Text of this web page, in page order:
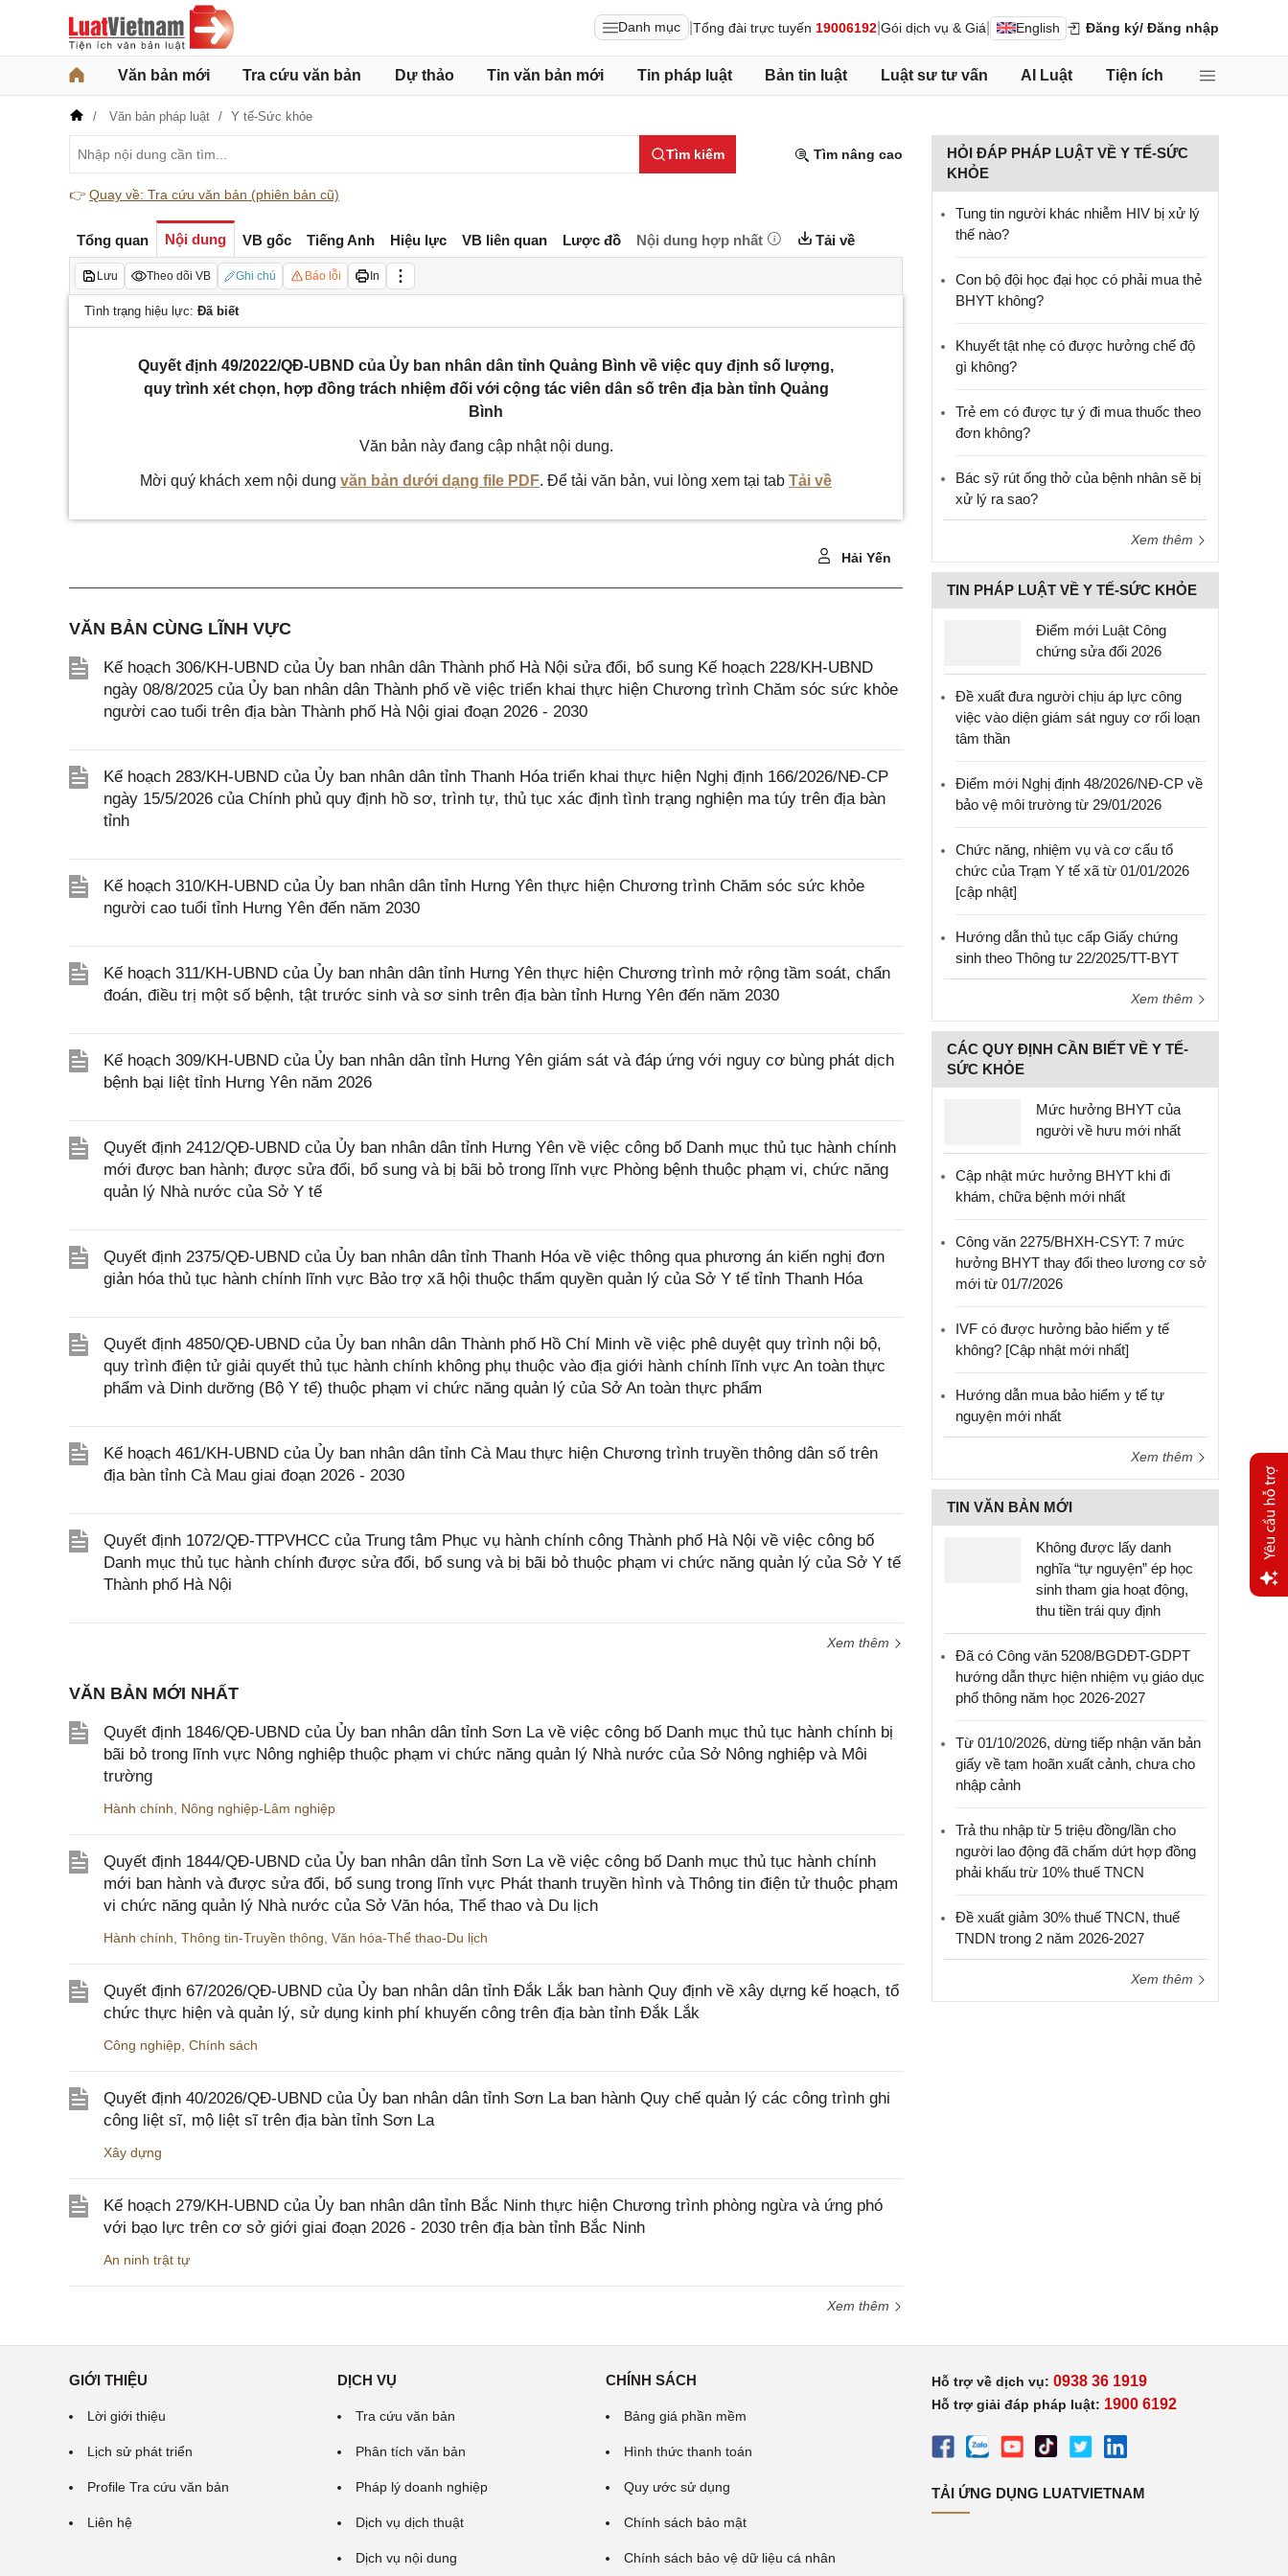
Danh mục Tổng đài trực tuyến 19006192 Gói dịch vụ & Giá English Đăng ký/ Đăng nhập
Văn bản mới Tra cứu văn bản Dự thảo Tin văn bản mới Tin pháp luật Bản tin luật Luật sư tư vấn AI Luật Tiện ích
Văn bản pháp luật Y tế-Sức khỏe
Tìm kiếm Tìm nâng cao
👉 Quay về: Tra cứu văn bản (phiên bản cũ)
Tổng quan Nội dung VB gốc Tiếng Anh Hiệu lực VB liên quan Lược đồ Nội dung hợp nhất Tải về
Lưu Theo dõi VB Ghi chú Báo lỗi In
Tình trạng hiệu lực: Đã biết
Quyết định 49/2022/QĐ-UBND của Ủy ban nhân dân tỉnh Quảng Bình về việc quy định số lượng,
quy trình xét chọn, hợp đồng trách nhiệm đối với cộng tác viên dân số trên địa bàn tỉnh Quảng
Bình
Văn bản này đang cập nhật nội dung.
Mời quý khách xem nội dung văn bản dưới dạng file PDF. Để tải văn bản, vui lòng xem tại tab Tải về
Hải Yến
VĂN BẢN CÙNG LĨNH VỰC
Kế hoạch 306/KH-UBND của Ủy ban nhân dân Thành phố Hà Nội sửa đổi, bổ sung Kế hoạch 228/KH-UBND
ngày 08/8/2025 của Ủy ban nhân dân Thành phố về việc triển khai thực hiện Chương trình Chăm sóc sức khỏe
người cao tuổi trên địa bàn Thành phố Hà Nội giai đoạn 2026 - 2030
Kế hoạch 283/KH-UBND của Ủy ban nhân dân tỉnh Thanh Hóa triển khai thực hiện Nghị định 166/2026/NĐ-CP
ngày 15/5/2026 của Chính phủ quy định hồ sơ, trình tự, thủ tục xác định tình trạng nghiện ma túy trên địa bàn
tỉnh
Kế hoạch 310/KH-UBND của Ủy ban nhân dân tỉnh Hưng Yên thực hiện Chương trình Chăm sóc sức khỏe
người cao tuổi tỉnh Hưng Yên đến năm 2030
Kế hoạch 311/KH-UBND của Ủy ban nhân dân tỉnh Hưng Yên thực hiện Chương trình mở rộng tầm soát, chẩn
đoán, điều trị một số bệnh, tật trước sinh và sơ sinh trên địa bàn tỉnh Hưng Yên đến năm 2030
Kế hoạch 309/KH-UBND của Ủy ban nhân dân tỉnh Hưng Yên giám sát và đáp ứng với nguy cơ bùng phát dịch
bệnh bại liệt tỉnh Hưng Yên năm 2026
Quyết định 2412/QĐ-UBND của Ủy ban nhân dân tỉnh Hưng Yên về việc công bố Danh mục thủ tục hành chính
mới được ban hành; được sửa đổi, bổ sung và bị bãi bỏ trong lĩnh vực Phòng bệnh thuộc phạm vi, chức năng
quản lý Nhà nước của Sở Y tế
Quyết định 2375/QĐ-UBND của Ủy ban nhân dân tỉnh Thanh Hóa về việc thông qua phương án kiến nghị đơn
giản hóa thủ tục hành chính lĩnh vực Bảo trợ xã hội thuộc thẩm quyền quản lý của Sở Y tế tỉnh Thanh Hóa
Quyết định 4850/QĐ-UBND của Ủy ban nhân dân Thành phố Hồ Chí Minh về việc phê duyệt quy trình nội bộ,
quy trình điện tử giải quyết thủ tục hành chính không phụ thuộc vào địa giới hành chính lĩnh vực An toàn thực
phẩm và Dinh dưỡng (Bộ Y tế) thuộc phạm vi chức năng quản lý của Sở An toàn thực phẩm
Kế hoạch 461/KH-UBND của Ủy ban nhân dân tỉnh Cà Mau thực hiện Chương trình truyền thông dân số trên
địa bàn tỉnh Cà Mau giai đoạn 2026 - 2030
Quyết định 1072/QĐ-TTPVHCC của Trung tâm Phục vụ hành chính công Thành phố Hà Nội về việc công bố
Danh mục thủ tục hành chính được sửa đổi, bổ sung và bị bãi bỏ thuộc phạm vi chức năng quản lý của Sở Y tế
Thành phố Hà Nội
Xem thêm
VĂN BẢN MỚI NHẤT
Quyết định 1846/QĐ-UBND của Ủy ban nhân dân tỉnh Sơn La về việc công bố Danh mục thủ tục hành chính bị
bãi bỏ trong lĩnh vực Nông nghiệp thuộc phạm vi chức năng quản lý Nhà nước của Sở Nông nghiệp và Môi
trường
Hành chính Nông nghiệp-Lâm nghiệp
Quyết định 1844/QĐ-UBND của Ủy ban nhân dân tỉnh Sơn La về việc công bố Danh mục thủ tục hành chính
mới ban hành và được sửa đổi, bổ sung trong lĩnh vực Phát thanh truyền hình và Thông tin điện tử thuộc phạm
vi chức năng quản lý Nhà nước của Sở Văn hóa, Thể thao và Du lịch
Hành chính Thông tin-Truyền thông Văn hóa-Thể thao-Du lịch
Quyết định 67/2026/QĐ-UBND của Ủy ban nhân dân tỉnh Đắk Lắk ban hành Quy định về xây dựng kế hoạch, tổ
chức thực hiện và quản lý, sử dụng kinh phí khuyến công trên địa bàn tỉnh Đắk Lắk
Công nghiệp Chính sách
Quyết định 40/2026/QĐ-UBND của Ủy ban nhân dân tỉnh Sơn La ban hành Quy chế quản lý các công trình ghi
công liệt sĩ, mộ liệt sĩ trên địa bàn tỉnh Sơn La
Xây dựng
Kế hoạch 279/KH-UBND của Ủy ban nhân dân tỉnh Bắc Ninh thực hiện Chương trình phòng ngừa và ứng phó
với bạo lực trên cơ sở giới giai đoạn 2026 - 2030 trên địa bàn tỉnh Bắc Ninh
An ninh trật tự
Xem thêm
HỎI ĐÁP PHÁP LUẬT VỀ Y TẾ-SỨC
KHỎE
Tung tin người khác nhiễm HIV bị xử lý
thế nào?
Con bộ đội học đại học có phải mua thẻ
BHYT không?
Khuyết tật nhẹ có được hưởng chế độ
gì không?
Trẻ em có được tự ý đi mua thuốc theo
đơn không?
Bác sỹ rút ống thở của bệnh nhân sẽ bị
xử lý ra sao?
Xem thêm
TIN PHÁP LUẬT VỀ Y TẾ-SỨC KHỎE
Điểm mới Luật Công
chứng sửa đổi 2026
Đề xuất đưa người chịu áp lực công
việc vào diện giám sát nguy cơ rối loạn
tâm thần
Điểm mới Nghị định 48/2026/NĐ-CP về
bảo vệ môi trường từ 29/01/2026
Chức năng, nhiệm vụ và cơ cấu tổ
chức của Trạm Y tế xã từ 01/01/2026
[cập nhật]
Hướng dẫn thủ tục cấp Giấy chứng
sinh theo Thông tư 22/2025/TT-BYT
Xem thêm
CÁC QUY ĐỊNH CẦN BIẾT VỀ Y TẾ-
SỨC KHỎE
Mức hưởng BHYT của
người về hưu mới nhất
Cập nhật mức hưởng BHYT khi đi
khám, chữa bệnh mới nhất
Công văn 2275/BHXH-CSYT: 7 mức
hưởng BHYT thay đổi theo lương cơ sở
mới từ 01/7/2026
IVF có được hưởng bảo hiểm y tế
không? [Cập nhật mới nhất]
Hướng dẫn mua bảo hiểm y tế tự
nguyện mới nhất
Xem thêm
TIN VĂN BẢN MỚI
Không được lấy danh
nghĩa “tự nguyện” ép học
sinh tham gia hoạt động,
thu tiền trái quy định
Đã có Công văn 5208/BGDĐT-GDPT
hướng dẫn thực hiện nhiệm vụ giáo dục
phổ thông năm học 2026-2027
Từ 01/10/2026, dừng tiếp nhận văn bản
giấy về tạm hoãn xuất cảnh, chưa cho
nhập cảnh
Trả thu nhập từ 5 triệu đồng/lần cho
người lao động đã chấm dứt hợp đồng
phải khấu trừ 10% thuế TNCN
Đề xuất giảm 30% thuế TNCN, thuế
TNDN trong 2 năm 2026-2027
Xem thêm
GIỚI THIỆU
Lời giới thiệu
Lịch sử phát triển
Profile Tra cứu văn bản
Liên hệ
DỊCH VỤ
Tra cứu văn bản
Phân tích văn bản
Pháp lý doanh nghiệp
Dịch vụ dịch thuật
Dịch vụ nội dung
CHÍNH SÁCH
Bảng giá phần mềm
Hình thức thanh toán
Quy ước sử dụng
Chính sách bảo mật
Chính sách bảo vệ dữ liệu cá nhân
Hỗ trợ về dịch vụ: 0938 36 1919
Hỗ trợ giải đáp pháp luật: 1900 6192
TẢI ỨNG DỤNG LUATVIETNAM